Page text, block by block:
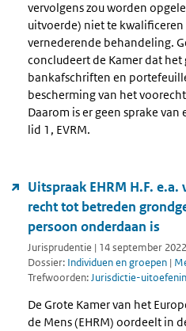
vervolgens zou worden
uitvoerde) niet te
vernederende behandeling.
concludeert de Kamer dat het
bankafschriften en
bescherming van het
Daarom is er geen sprake
lid 1, EVRM.
Uitspraak EHRM H.F.
recht tot betreden
persoon onderdaan is
Jurisprudentie | 14 september 2022
Dossier: Individuen en groepen |
Trefwoorden:Jurisdictie-
De Grote Kamer van het
de Mens (EHRM) oordeelt in